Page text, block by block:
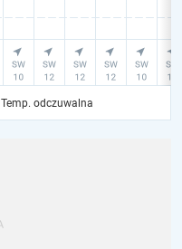
Temp. odczuwalna